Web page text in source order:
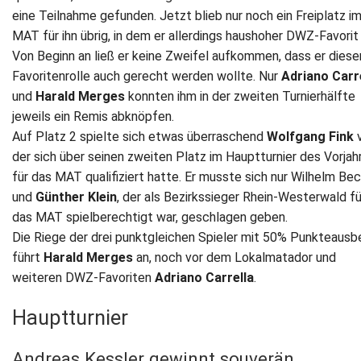
eine Teilnahme gefunden. Jetzt blieb nur noch ein Freiplatz im
MAT für ihn übrig, in dem er allerdings haushoher DWZ-Favorit
Von Beginn an ließ er keine Zweifel aufkommen, dass er
Favoritenrolle auch gerecht werden wollte. Nur Adriano
und Harald Merges konnten ihm in der zweiten Turnierhälfte
jeweils ein Remis abknöpfen.
Auf Platz 2 spielte sich etwas überraschend Wolfgang Fink
der sich über seinen zweiten Platz im Hauptturnier des
für das MAT qualifiziert hatte. Er musste sich nur Wilhelm
und Günther Klein, der als Bezirkssieger Rhein-Westerwald
das MAT spielberechtigt war, geschlagen geben.
Die Riege der drei punktgleichen Spieler mit 50%
führt Harald Merges an, noch vor dem Lokalmatador und
weiteren DWZ-Favoriten Adriano Carrella.
Hauptturnier